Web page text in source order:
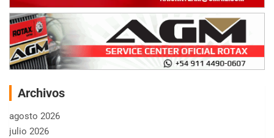
Archivos
agosto 2026
julio 2026